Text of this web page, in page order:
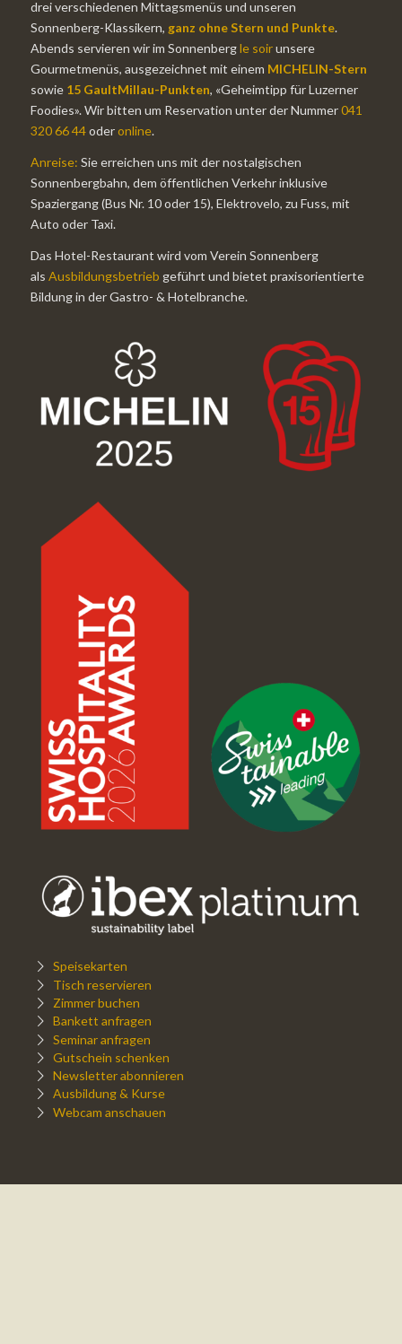
drei verschiedenen Mittagsmenüs und unseren
Sonnenberg-Klassikern, ganz ohne Stern und Punkte.
Abends servieren wir im Sonnenbergle soirunsere
Gourmetmenüs, ausgezeichnet mit einem MICHELIN-Stern
sowie 15 GaultMillau-Punkten, «Geheimtipp für Luzerner
Foodies». Wir bitten um Reservation unter der Nummer041
320 66 44oderonline.
Anreise: Sie erreichen uns mit der nostalgischen
Sonnenbergbahn, dem öffentlichen Verkehr inklusive
Spaziergang (Bus Nr. 10 oder 15), Elektrovelo, zu Fuss, mit
Auto oder Taxi.
Das Hotel-Restaurant wird vom Verein Sonnenberg
als Ausbildungsbetrieb geführt und bietet praxisorientierte
Bildung in der Gastro- & Hotelbranche.
Speisekarten
Tisch reservieren
Zimmer buchen
Bankett anfragen
Seminar anfragen
Gutschein schenken
Newsletter abonnieren
Ausbildung & Kurse
Webcam anschauen